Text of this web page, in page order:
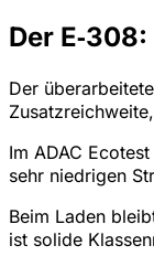
Der
Der
Im ADAC
sehr niedrigen
Beim Laden
ist solide